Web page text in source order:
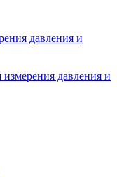
давления и
давления и